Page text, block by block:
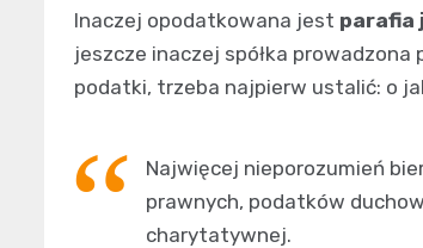
Inaczej opodatkowana jest parafia
jeszcze inaczej spółka prowadzona
podatki, trzeba najpierw ustalić: o
Najwięcej nieporozumień
prawnych, podatków
charytatywnej.